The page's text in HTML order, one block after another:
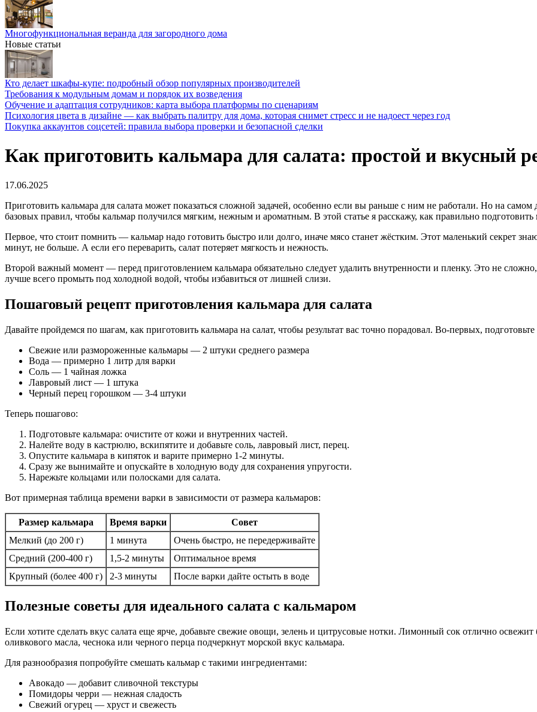
Многофункциональная веранда для загородного дома
Новые статьи
Кто делает шкафы-купе: подробный обзор популярных производителей
Требования к модульным домам и порядок их возведения
Обучение и адаптация сотрудников: карта выбора платформы по сценариям
Психология цвета в дизайне — как выбрать палитру для дома, которая снимет стресс и не надоест через год
Покупка аккаунтов соцсетей: правила выбора проверки и безопасной сделки
Как приготовить кальмара для салата: простой и вкусный
17.06.2025
Приготовить кальмара для салата может показаться сложной задачей, особенно если вы раньше с ним не работали. Но на
базовых правил, чтобы кальмар получился мягким, нежным и ароматным. В этой статье я расскажу, как правильно подготовить
Первое, что стоит помнить — кальмар надо готовить быстро или долго, иначе мясо станет жёстким. Этот маленький секрет
минут, не больше. А если его переварить, салат потеряет мягкость и нежность.
Второй важный момент — перед приготовлением кальмара обязательно следует удалить внутренности и пленку. Это не
лучше всего промыть под холодной водой, чтобы избавиться от лишней слизи.
Пошаговый рецепт приготовления кальмара для салата
Давайте пройдемся по шагам, как приготовить кальмара на салат, чтобы результат вас точно порадовал. Во-первых,
Свежие или размороженные кальмары — 2 штуки среднего размера
Вода — примерно 1 литр для варки
Соль — 1 чайная ложка
Лавровый лист — 1 штука
Черный перец горошком — 3-4 штуки
Теперь пошагово:
Подготовьте кальмара: очистите от кожи и внутренних частей.
Налейте воду в кастрюлю, вскипятите и добавьте соль, лавровый лист, перец.
Опустите кальмара в кипяток и варите примерно 1-2 минуты.
Сразу же вынимайте и опускайте в холодную воду для сохранения упругости.
Нарежьте кольцами или полосками для салата.
Вот примерная таблица времени варки в зависимости от размера кальмаров:
Размер кальмара Время варки
Совет
Мелкий (до 200 г)
1 минута
Очень быстро, не передерживайте
Средний (200-400 г)
1,5-2 минуты
Оптимальное время
Крупный (более 400 г)
2-3 минуты После варки дайте остыть в воде
Полезные советы для идеального салата с кальмаром
Если хотите сделать вкус салата еще ярче, добавьте свежие овощи, зелень и цитрусовые нотки. Лимонный сок отлично
оливкового масла, чеснока или черного перца подчеркнут морской вкус кальмара.
Для разнообразия попробуйте смешать кальмар с такими ингредиентами:
Авокадо — добавит сливочной текстуры
Помидоры черри — нежная сладость
Свежий огурец — хруст и свежесть